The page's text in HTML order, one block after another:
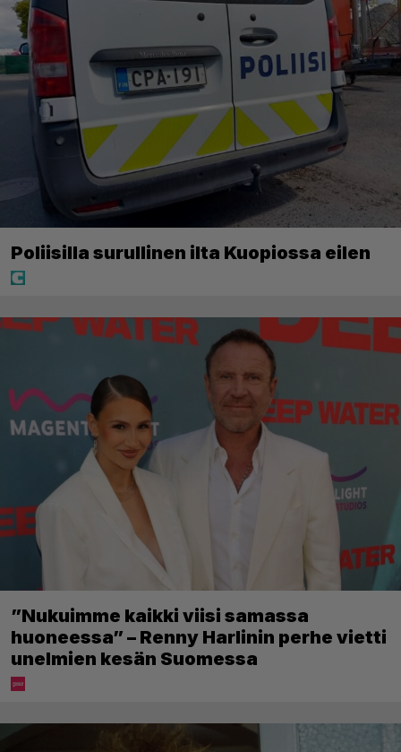
Poliisilla surullinen ilta Kuopiossa eilen
”Nukuimme kaikki viisi samassa
huoneessa” – Renny Harlinin perhe vietti
unelmien kesän Suomessa